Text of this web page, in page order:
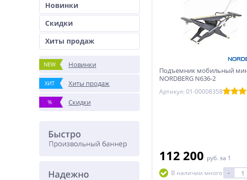
Новинки
Скидки
Хиты продаж
NEW Новинки
ХИТ Хиты продаж
% Скидки
Подъемник мобильный
NORDBERG N636-2
Артикул: 01-00008358
112 200 руб. за 1
В наличии много
-